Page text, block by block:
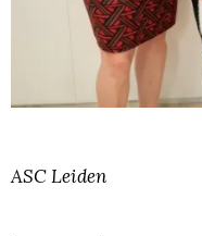
ASC Leiden